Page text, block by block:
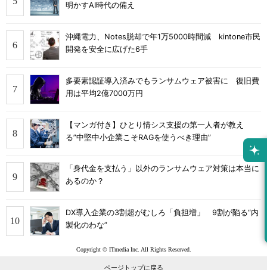
明かすAI時代の備え
沖縄電力、Notes脱却で年1万5000時間減 kintone市民
開発を安全に広げた6手
多要素認証導入済みでもランサムウェア被害に 復旧費
用は平均2億7000万円
【マンガ付き】ひとり情シス支援の第一人者が教え
る”中堅中小企業こそRAGを使うべき理由”
「身代金を支払う」以外のランサムウェア対策は本当に
あるのか？
DX導入企業の3割超がむしろ「負担増」 9割が陥る“内
製化のわな”
Copyright © ITmedia Inc. All Rights Reserved.
ページトップに戻る